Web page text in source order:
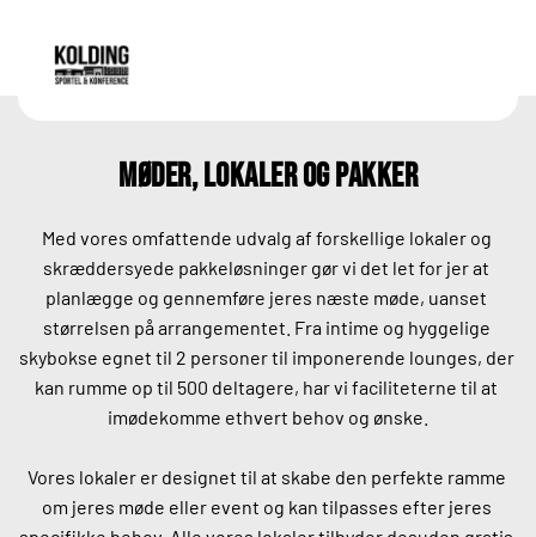
Møder, lokaler og pakker
Med vores omfattende udvalg af forskellige lokaler og
skræddersyede pakkeløsninger gør vi det let for jer at
planlægge og gennemføre jeres næste møde, uanset
størrelsen på arrangementet. Fra intime og hyggelige
skybokse egnet til 2 personer til imponerende lounges, der
kan rumme op til 500 deltagere, har vi faciliteterne til at
imødekomme ethvert behov og ønske.
Vores lokaler er designet til at skabe den perfekte ramme
om jeres møde eller event og kan tilpasses efter jeres